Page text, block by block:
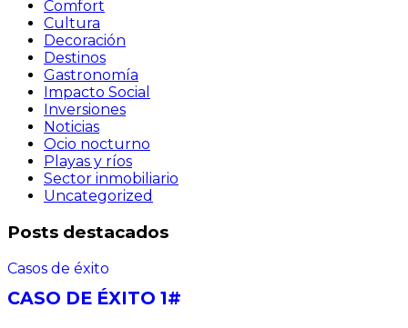
Comfort
Cultura
Decoración
Destinos
Gastronomía
Impacto Social
Inversiones
Noticias
Ocio nocturno
Playas y ríos
Sector inmobiliario
Uncategorized
Posts destacados